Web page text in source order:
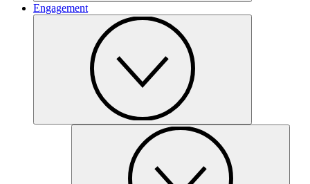
Engagement